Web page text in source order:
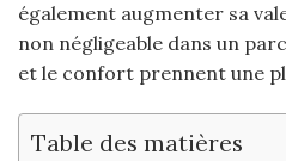
également augmenter sa
non négligeable dans un
et le confort prennent une
Table des matières